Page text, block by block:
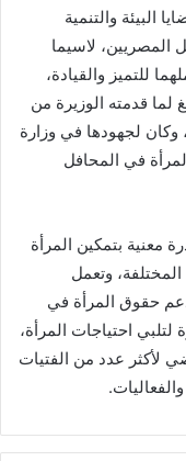
البيئة والتنمية
المصريين، لاسيما
للتميز والقيادة،
لما قدمته الوزيرة من
لجهودها في وزارة
في المحافل
معنية بتمكين المرأة
وتعمل
حقوق المرأة في
احتياجات المرأة،
لأكثر عدد من الفتيات